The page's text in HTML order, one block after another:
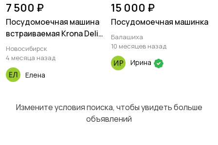
оборудование
7 500 ₽
Посудомоечная машина
встраиваемая Krona Delia
60
Новосибирск
4 месяца назад
Елена
15 000 ₽
Посудомоечная машинка
Балашиха
10 месяцев назад
Ирина
Измените условия поиска, чтобы увидеть больше
объявлений